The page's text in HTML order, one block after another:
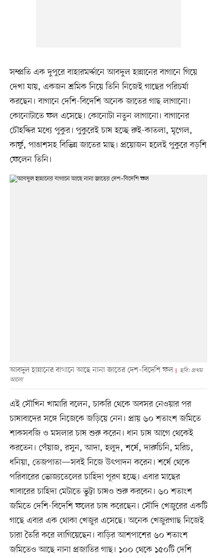
সম্প্রতি এক দুপুরে বাহারমর্দ্দানে আবদুল হান্নানের বাগানে গিয়ে
দেখা যায়, একজন শ্রমিক নিয়ে তিনি নিজেই গাছের পরিচর্যা
করছেন। বাগানে দেশি-বিদেশি অনেক জাতের গাছ লাগানো।
কোনোটাতে ফল এসেছে। কোনোটা নতুন লাগানো। বাগানের
চৌহদ্দির মধ্যে পুকুর। পুকুরেই চাষ হচ্ছে রুই-কাতলা, মৃগেল,
কার্ফু, পাঙাশসহ বিভিন্ন জাতের মাছ। প্রয়োজন হলেই পুকুরে বড়শি
ফেলেন তিনি।
আবদুল হান্নানের বাগানে আছে নানা জাতের দেশ–বিদেশি ফল
ছবি: প্রথম
আলো
এই সৌখিন খামারি বলেন, চাকরি থেকে অবসর নেওয়ার পর
চাষাবাদের সঙ্গে নিজেকে জড়িয়ে নেন। প্রায় ৬০ শতাংশ জমিতে
শাকসবজি ও মসলার চাষ শুরু করেন। ধান চাষ আগে থেকেই
করতেন। পেঁয়াজ, রসুন, আদা, হলুদ, শর্ষে, দারুচিনি, মরিচ,
ধনিয়া, তেজপাতা—সবই নিজে উৎপাদন করেন। শর্ষে থেকে
পরিবারের ভোজ্যতেলের চাহিদা পূরণ হচ্ছে। এবার মাছের
খাবারের চাহিদা মেটাতে ভুট্টা চাষও শুরু করবেন। ৬০ শতাংশ
জমিতে দেশি-বিদেশি ফলের চাষ করেছেন। সৌদি খেজুরের একটি
গাছে এবার এক থোকা খেজুর এসেছে। অনেক খেজুরগাছ নিজেই
চারা তৈরি করে লাগিয়েছেন। বাড়ির আশপাশের ৬০ শতাংশ
জমিতেও আছে নানা প্রজাতির গাছ। ১০০ থেকে ১৫০টি দেশি